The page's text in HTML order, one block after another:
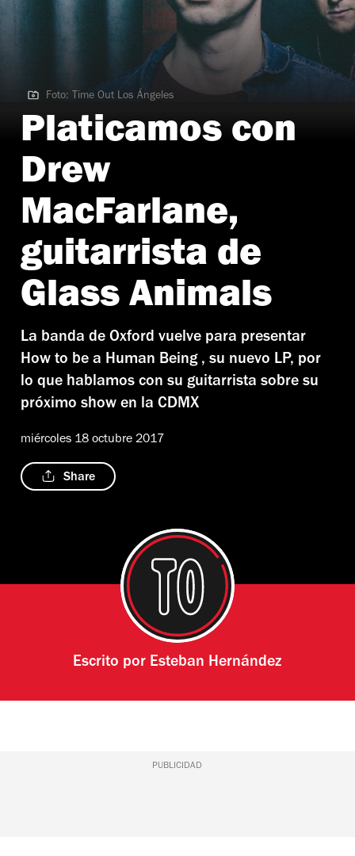
Foto: Time Out Los Ángeles
Foto: Time Out Los Ángeles
Platicamos con
Drew
MacFarlane,
guitarrista de
Glass Animals
La banda de Oxford vuelve para presentar
How to be a Human Being , su nuevo LP, por
lo que hablamos con su guitarrista sobre su
próximo show en la CDMX
miércoles 18 octubre 2017
Share
Escrito por Esteban Hernández
PUBLICIDAD